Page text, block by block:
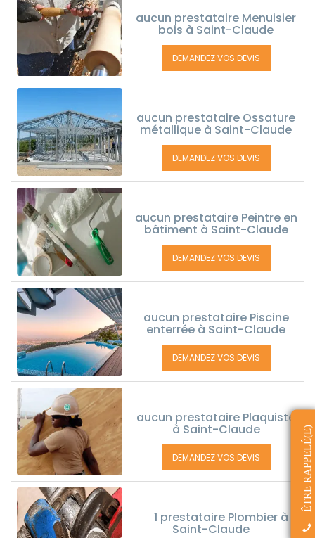
aucun prestataire Menuisier
bois à Saint-Claude
DEMANDEZ VOS DEVIS
aucun prestataire Ossature
métallique à Saint-Claude
DEMANDEZ VOS DEVIS
aucun prestataire Peintre en
bâtiment à Saint-Claude
DEMANDEZ VOS DEVIS
aucun prestataire Piscine
enterrée à Saint-Claude
DEMANDEZ VOS DEVIS
aucun prestataire Plaquiste
à Saint-Claude
DEMANDEZ VOS DEVIS
1 prestataire Plombier à
Saint-Claude
ÊTRE RAPPELÉ(E)